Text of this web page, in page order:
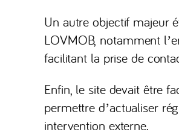
Un autre objectif majeur
LOVMOB, notamment
facilitant la prise de
Enfin, le site devait être
permettre d’actualiser
intervention externe.